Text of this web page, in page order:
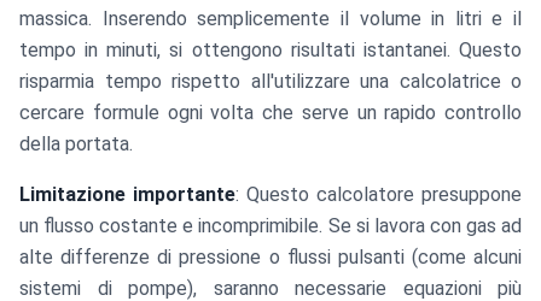
massica. Inserendo semplicemente il volume in litri e il
tempo in minuti, si ottengono risultati istantanei. Questo
risparmia tempo rispetto all'utilizzare una calcolatrice o
cercare formule ogni volta che serve un rapido controllo
della portata.
Limitazione importante: Questo calcolatore presuppone
un flusso costante e incomprimibile. Se si lavora con gas ad
alte differenze di pressione o flussi pulsanti (come alcuni
sistemi di pompe), saranno necessarie equazioni più